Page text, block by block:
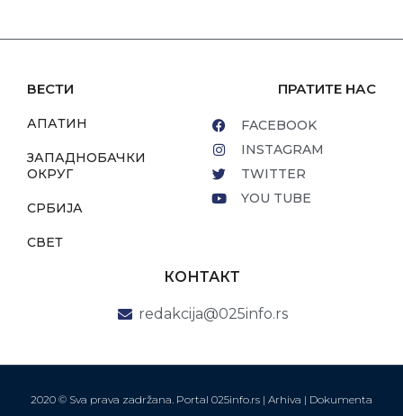
ВЕСТИ
АПАТИН
ЗАПАДНОБАЧКИ
ОКРУГ
СРБИЈА
СВЕТ
ПРАТИТЕ НАС
FACEBOOK
INSTAGRAM
TWITTER
YOU TUBE
КОНТАКТ
redakcija@025info.rs
2020 © Sva prava zadržana. Portal 025info.rs | Arhiva | Dokumenta